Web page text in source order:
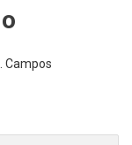
Campos